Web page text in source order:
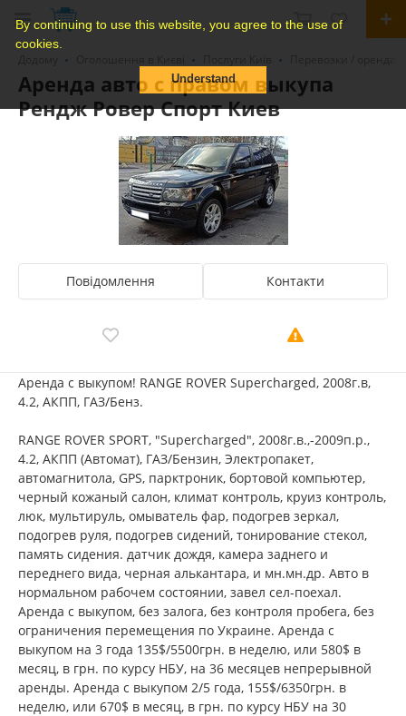
By continuing to use this website, you agree to the use of
cookies.
Understand
Аренда авто с правом выкупа
Рендж Ровер Спорт Киев
Повідомлення Контакти
Аренда с выкупом! RANGE ROVER Supercharged, 2008г.в,
4.2, АКПП, ГАЗ/Бенз.
RАNGE ROVER SPORT, "Supercharged", 2008г.в.,-2009п.р.,
4.2, АКПП (Автомат), ГАЗ/Бензин, Электропакет,
автомагнитола, GPS, парктроник, бортовой компьютер,
черный кожаный салон, климат контроль, круиз контроль,
люк, мультируль, омыватель фар, подогрев зеркал,
подогрев руля, подогрев сидений, тонирование стекол,
память сидения. датчик дождя, камера заднего и
переднего вида, черная алькантара, и мн.мн.др. Авто в
нормальном рабочем состоянии, завел сел-поехал.
Аренда с выкупом, без залога, без контроля пробега, без
ограничения перемещения по Украине. Аренда с
выкупом на 3 года 135$/5500грн. в неделю, или 580$ в
месяц, в грн. по курсу НБУ, на 36 месяцев непрерывной
аренды. Аренда с выкупом 2/5 года, 155$/6350грн. в
неделю, или 670$ в месяц, в грн. по курсу НБУ на 30